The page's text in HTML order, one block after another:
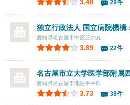
3.48 29件
独立行政法人 国立病院機構
愛知県名古屋市中区三の丸
3.89 22件
名古屋市立大学医学部附属
愛知県名古屋市北区平手町
3.73 38件